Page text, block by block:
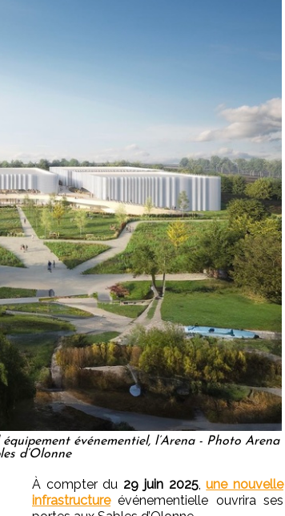
événementiel, l’Arena - Photo Arena
d’Olonne
À compter du 29 juin 2025,une nouvelle
infrastructureévénementielle ouvrira ses